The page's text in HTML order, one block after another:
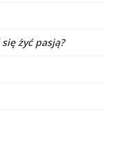
żyć pasją?